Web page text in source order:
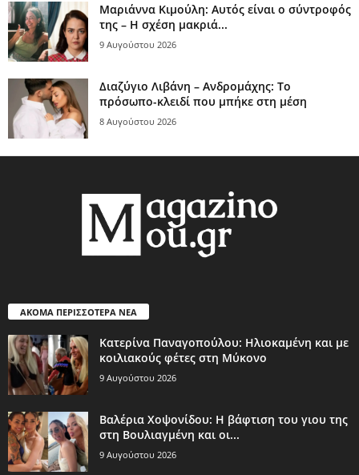
Μαριάννα Κιμούλη: Αυτός είναι ο σύντροφός
της – Η σχέση μακριά...
9 Αυγούστου 2026
Διαζύγιο Λιβάνη – Ανδρομάχης: Το
πρόσωπο-κλειδί που μπήκε στη μέση
8 Αυγούστου 2026
ΑΚΟΜΑ ΠΕΡΙΣΣΟΤΕΡΑ ΝΕΑ
Κατερίνα Παναγοπούλου: Ηλιοκαμένη και με
κοιλιακούς φέτες στη Μύκονο
9 Αυγούστου 2026
Βαλέρια Χοψονίδου: Η βάφτιση του γιου της
στη Βουλιαγμένη και οι...
9 Αυγούστου 2026